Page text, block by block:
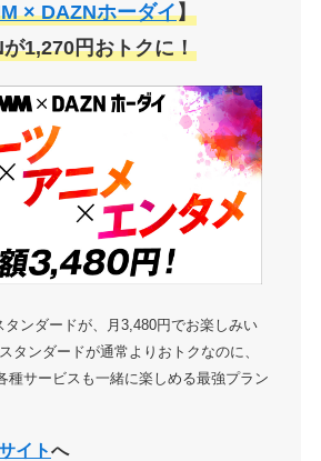
× DAZNホーダイ】
1,270円おトクに！
タンダードが、月3,480円でお楽しみい
タンダードが通常よりおトクなのに、
種サービスも一緒に楽しめる最強プラン
イトへ